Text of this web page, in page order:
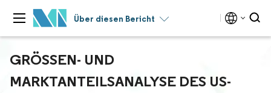
Über diesen Bericht
GRÖSSEN- UND M
ARKTANTEILSANALYSE DES US-A